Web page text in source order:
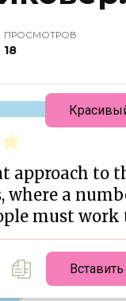
ПРОСМОТРОВ
18
approach to
a
must work